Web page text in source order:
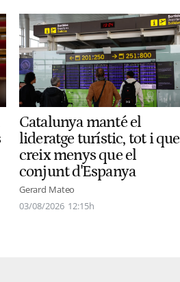
Catalunya manté el
lideratge turístic, tot i que
creix menys que el
conjunt d'Espanya
Gerard Mateo
03/08/2026 12:15h